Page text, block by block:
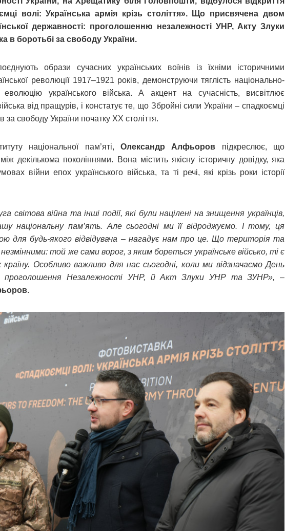
волі: Українська армія крізь століття». Що присвячена двом
державності: проголошенню незалежності УНР, Акту Злуки
в боротьбі за свободу України.
образи сучасних українських воїнів із їхніми історичними
революції 1917–1921 років, демонструючи тяглість національно-
українського війська. А акцент на сучасність, висвітлює
від пращурів, і констатує те, що Збройні сили України – спадкоємці
за свободу України початку ХХ століття.
національної пам’яті, Олександр Алфьоров підкреслює, що
декількома поколіннями. Вона містить якісну історичну довідку, яка
війни епох українського війська, та ті речі, які крізь роки історії
світова війна та інші події, які були націлені на знищення українців,
національну пам’ять. Але сьогодні ми її відроджуємо. І тому, ця
для будь-якого відвідувача – нагадує нам про це. Що територія та
той же сами ворог, з яким бореться українське військо, ті є
Особливо важливо для нас сьогодні, коли ми відзначаємо День
проголошення Незалежності УНР, й Акт Злуки УНР та ЗУНР», –
.